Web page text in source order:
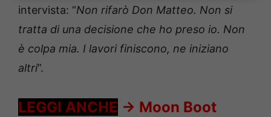
intervista: “Non rifarò Don Matteo. Non si
tratta di una decisione che ho preso io. Non
è colpa mia. I lavori finiscono, ne iniziano
altri”.
LEGGI ANCHE -> Moon Boot